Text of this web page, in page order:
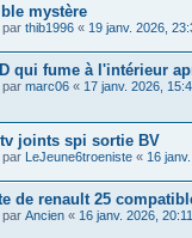
mystère
par thib1996 « 19 janv. 2026,
qui fume à l'intérieur
par marc06 « 17 janv. 2026,
joints spi sortie BV
par LeJeune6troeniste « 16
de renault 25
par Ancien « 16 janv. 2026, 20:11